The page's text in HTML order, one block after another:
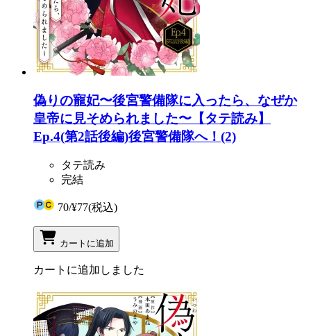
偽りの寵妃〜後宮警備隊に入ったら、なぜか
皇帝に見そめられました〜【タテ読み】
Ep.4(第2話後編)後宮警備隊へ！(2)
タテ読み
完結
70/¥77(税込)
カートに追加
カートに追加しました